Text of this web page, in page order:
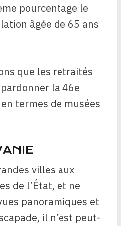
pourcentage le
âgée de 65 ans
que les retraités
la 46e
termes de musées
villes aux
de l’État, et ne
panoramiques et
il n’est peut-